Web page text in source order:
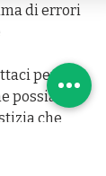
di errori
per una
possiamo
che